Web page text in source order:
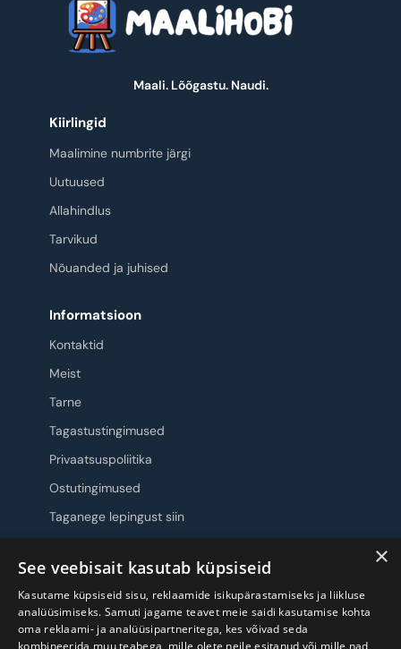
Maali. Lõõgastu. Naudi.
Kiirlingid
Maalimine numbrite järgi
Uutuused
Allahindlus
Tarvikud
Nõuanded ja juhised
Informatsioon
Kontaktid
Meist
Tarne
Tagastustingimused
Privaatsuspoliitika
Ostutingimused
Taganege lepingust siin
Jälgi meid ×
See veebisait kasutab küpsiseid
Kasutame küpsiseid sisu, reklaamide isikupärastamiseks ja liikluse
analüüsimiseks. Samuti jagame teavet meie saidi kasutamise kohta
oma reklaami- ja analüüsipartneritega, kes võivad seda
kombineerida muu teabega, mille olete neile esitanud või mille nad